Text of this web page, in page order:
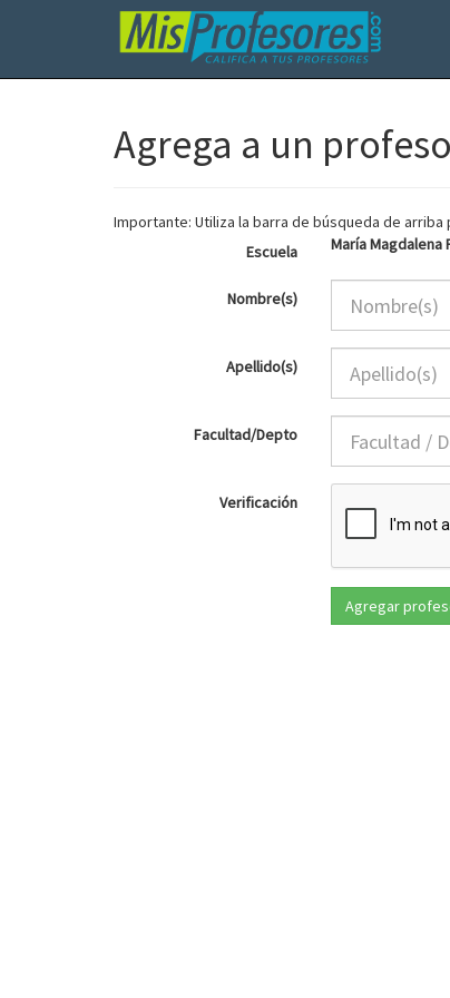
Agrega a un
Importante: Utiliza la barra de búsqueda de
Escuela
María Magdalena
Nombre(s)
Apellido(s)
Facultad/Depto
Verificación